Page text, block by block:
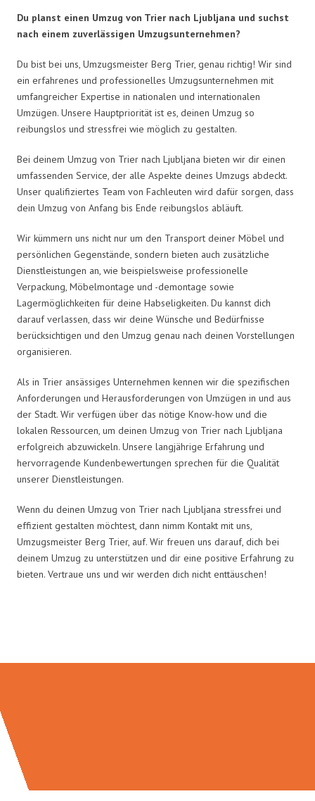
Du planst einen Umzug von Trier nach Ljubljana und suchst
nach einem zuverlässigen Umzugsunternehmen?
Du bist bei uns, Umzugsmeister Berg Trier, genau richtig! Wir sind
ein erfahrenes und professionelles Umzugsunternehmen mit
umfangreicher Expertise in nationalen und internationalen
Umzügen. Unsere Hauptpriorität ist es, deinen Umzug so
reibungslos und stressfrei wie möglich zu gestalten.
Bei deinem Umzug von Trier nach Ljubljana bieten wir dir einen
umfassenden Service, der alle Aspekte deines Umzugs abdeckt.
Unser qualifiziertes Team von Fachleuten wird dafür sorgen, dass
dein Umzug von Anfang bis Ende reibungslos abläuft.
Wir kümmern uns nicht nur um den Transport deiner Möbel und
persönlichen Gegenstände, sondern bieten auch zusätzliche
Dienstleistungen an, wie beispielsweise professionelle
Verpackung, Möbelmontage und -demontage sowie
Lagermöglichkeiten für deine Habseligkeiten. Du kannst dich
darauf verlassen, dass wir deine Wünsche und Bedürfnisse
berücksichtigen und den Umzug genau nach deinen Vorstellungen
organisieren.
Als in Trier ansässiges Unternehmen kennen wir die spezifischen
Anforderungen und Herausforderungen von Umzügen in und aus
der Stadt. Wir verfügen über das nötige Know-how und die
lokalen Ressourcen, um deinen Umzug von Trier nach Ljubljana
erfolgreich abzuwickeln. Unsere langjährige Erfahrung und
hervorragende Kundenbewertungen sprechen für die Qualität
unserer Dienstleistungen.
Wenn du deinen Umzug von Trier nach Ljubljana stressfrei und
effizient gestalten möchtest, dann nimm Kontakt mit uns,
Umzugsmeister Berg Trier, auf. Wir freuen uns darauf, dich bei
deinem Umzug zu unterstützen und dir eine positive Erfahrung zu
bieten. Vertraue uns und wir werden dich nicht enttäuschen!